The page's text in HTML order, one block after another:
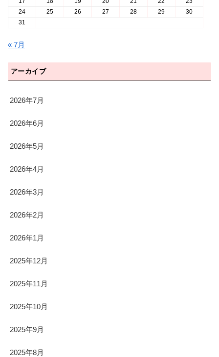
24
25 26 27 28 29
30
31
« 7月
アーカイブ
2026年7月
2026年6月
2026年5月
2026年4月
2026年3月
2026年2月
2026年1月
2025年12月
2025年11月
2025年10月
2025年9月
2025年8月